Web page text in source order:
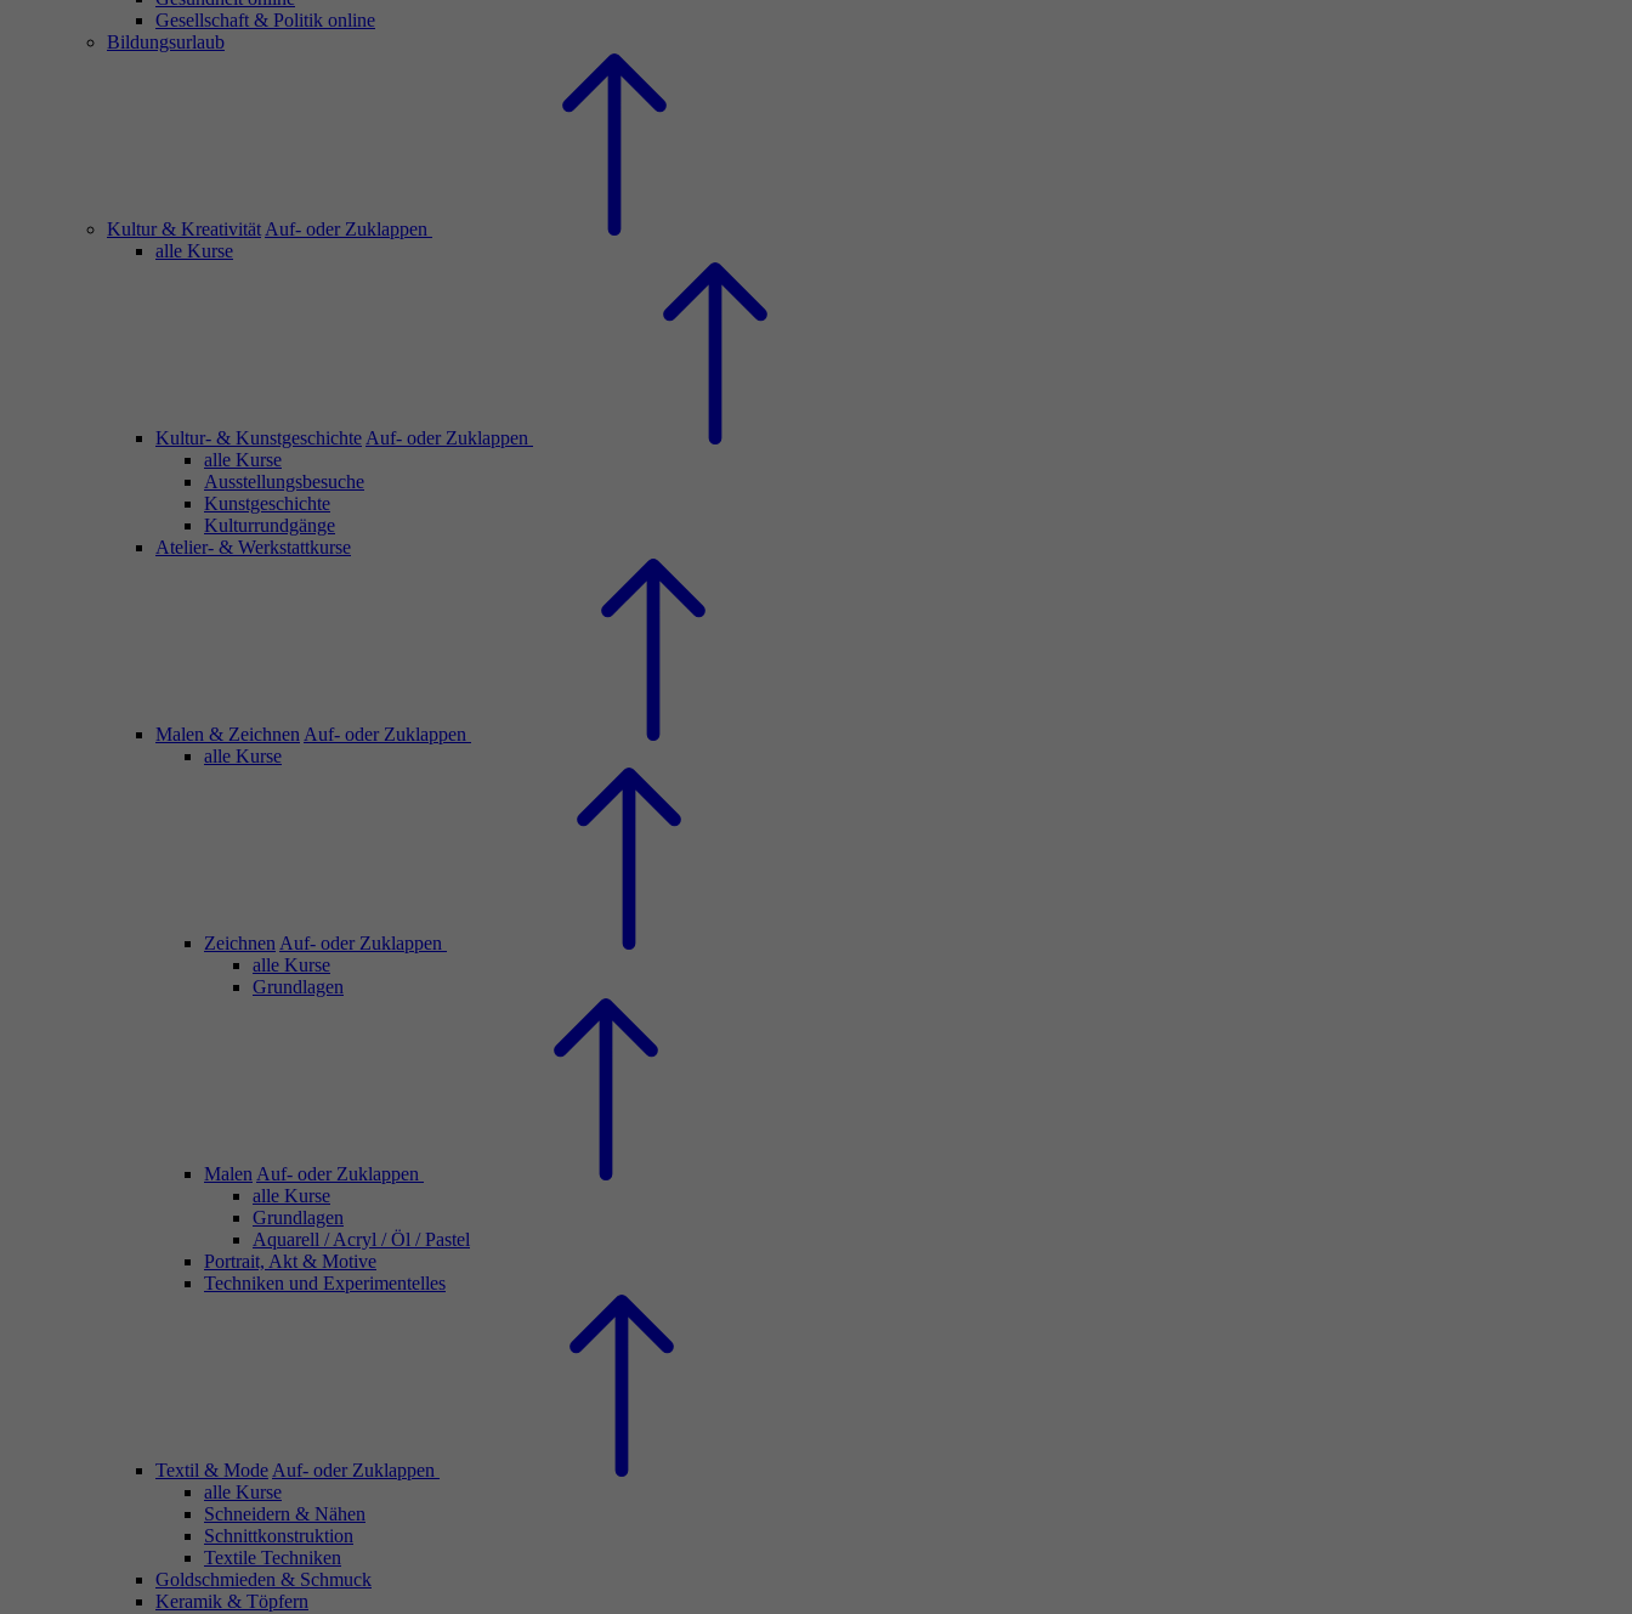
Gesellschaft & Politik online
Bildungsurlaub
Kultur & Kreativität Auf- oder Zuklappen
alle Kurse
Kultur- & Kunstgeschichte Auf- oder Zuklappen
alle Kurse
Ausstellungsbesuche
Kunstgeschichte
Kulturrundgänge
Atelier- & Werkstattkurse
Malen & Zeichnen Auf- oder Zuklappen
alle Kurse
Zeichnen Auf- oder Zuklappen
alle Kurse
Grundlagen
Malen Auf- oder Zuklappen
alle Kurse
Grundlagen
Aquarell / Acryl / Öl / Pastel
Portrait, Akt & Motive
Techniken und Experimentelles
Textil & Mode Auf- oder Zuklappen
alle Kurse
Schneidern & Nähen
Schnittkonstruktion
Textile Techniken
Goldschmieden & Schmuck
Keramik & Töpfern